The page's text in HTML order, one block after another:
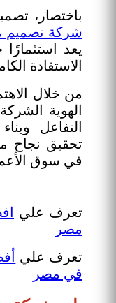
باختصار،
شركة تصميم
يعد
الاستفادة
من خلال
الهوية
التفاعل
تحقيق نجاح
في سوق
تعرف علي
مصر
تعرف علي
في مصر